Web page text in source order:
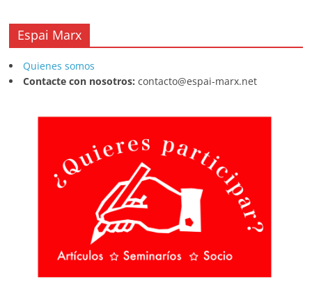
Espai Marx
Quienes somos
Contacte con nosotros: contacto@espai-marx.net